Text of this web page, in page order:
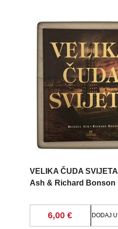
VELIKA ČUDA SVIJETA
Ash & Richard Bonson
6,00 € DODAJ